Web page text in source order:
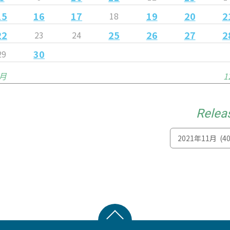
16 17 18 19 20
23 24 25 26 27
30